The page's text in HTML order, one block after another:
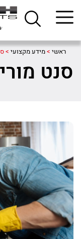
ראשי >מידע מקצועי >
סנט